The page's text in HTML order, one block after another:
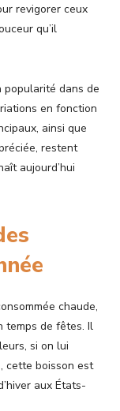
revigorer ceux
qu’il
popularité dans de
en fonction
ainsi que
restent
aujourd’hui
chaude,
temps de fêtes. Il
si on lui
cette boisson est
aux États-